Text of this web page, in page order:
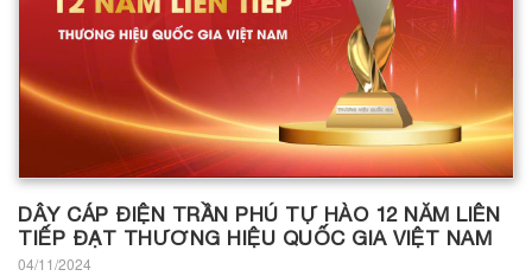
DÂY CÁP ĐIỆN TRẦN PHÚ TỰ HÀO 12 NĂM LIÊN
TIẾP ĐẠT THƯƠNG HIỆU QUỐC GIA VIỆT NAM
04/11/2024